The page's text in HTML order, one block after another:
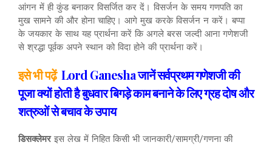
आंगन में ही कुंड बनाकर विसर्जित कर दें। विसर्जन के समय गणपति का
मुख सामने की और होना चाहिए। आगे मुख करके विसर्जन न करें। बप्पा
के जयकार के साथ यह प्रार्थना करें कि अगले बरस जल्दी आना गणेशजी
से श्रद्धा पूर्वक अपने स्थान को विदा होने की प्रार्थना करें।
इसे भी पढ़ें Lord Ganesha जानें सर्वप्रथम गणेशजी की
पूजा क्यों होती है बुधवार बिगड़े काम बनाने के लिए ग्रह दोष और
शत्रुओं से बचाव के उपाय
डिसक्लेमरइस लेख में निहित किसी भी जानकारी/सामग्री/गणना की